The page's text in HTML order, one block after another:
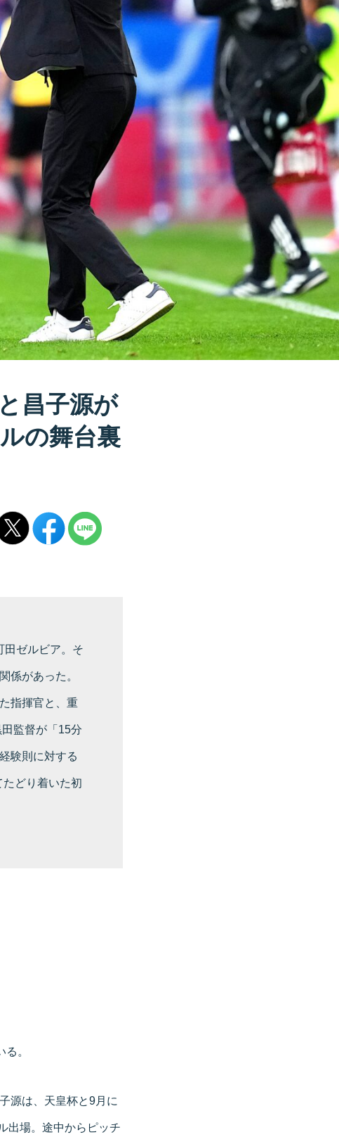
昌子源が
の舞台裏
田ゼルビア。そ
係があった。
指揮官と、重
監督が「15分
験則に対する
どり着いた初
。
源は、天皇杯と9月に
出場。途中からピッチ